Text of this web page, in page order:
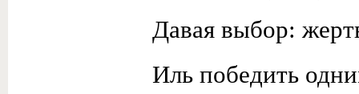
Давая выбор:
Иль победить